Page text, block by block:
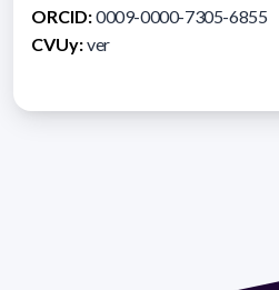
ORCID:0009-0000-7305-6855
CVUy:ver